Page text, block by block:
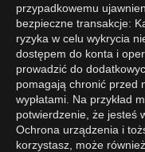
przypadkowemu
bezpieczne transakcje:
ryzyka w celu wykrycia
dostępem do konta i
prowadzić do
pomagają chronić przed
wypłatami. Na przykład
potwierdzenie, że jesteś
Ochrona urządzenia i
korzystasz, może